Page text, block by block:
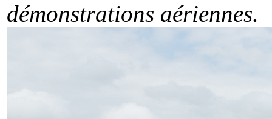
démonstrations aériennes.